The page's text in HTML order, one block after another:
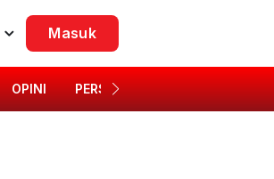
Masuk
OPINI PERSONA